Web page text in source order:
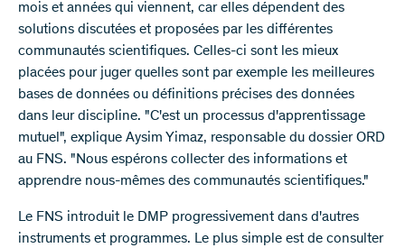
mois et années qui viennent, car elles dépendent des
solutions discutées et proposées par les différentes
communautés scientifiques. Celles-ci sont les mieux
placées pour juger quelles sont par exemple les meilleures
bases de données ou définitions précises des données
dans leur discipline. "C'est un processus d'apprentissage
mutuel", explique Aysim Yimaz, responsable du dossier ORD
au FNS. "Nous espérons collecter des informations et
apprendre nous-mêmes des communautés scientifiques."
Le FNS introduit le DMP progressivement dans d'autres
instruments et programmes. Le plus simple est de consulter